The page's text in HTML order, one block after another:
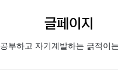
글페이지
공부하고 자기계발하는 긁적이